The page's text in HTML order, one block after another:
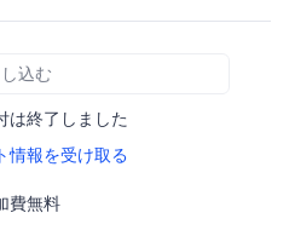
込む
は終了しました
情報を受け取る
費無料